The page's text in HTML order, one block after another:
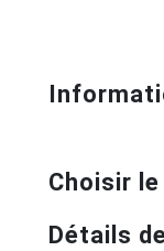
Choisir
Détails